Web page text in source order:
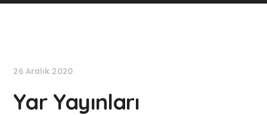
26 Aralık 2020
Yar Yayınları